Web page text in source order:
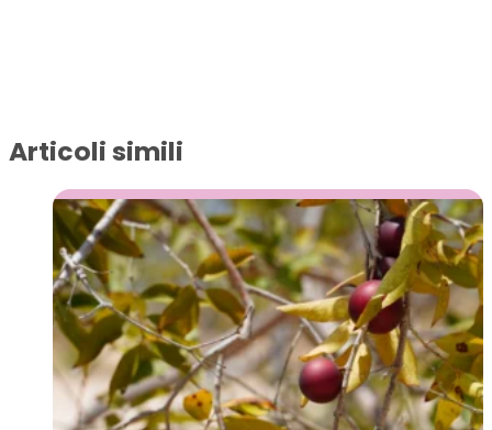
Articoli simili